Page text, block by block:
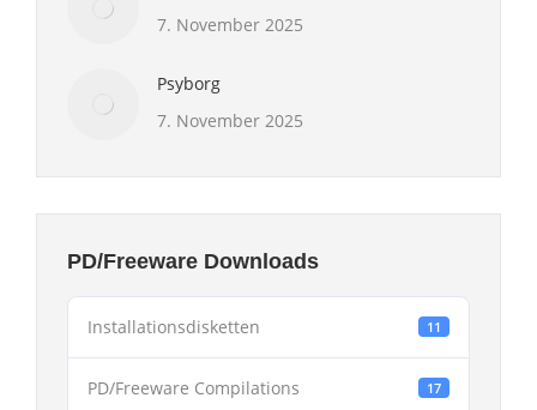
7. November 2025
Psyborg
7. November 2025
PD/Freeware Downloads
Installationsdisketten 11
PD/Freeware Compilations 17